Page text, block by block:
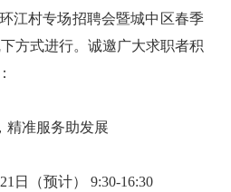
江村专场招聘会暨城中区春季
方式进行。 诚邀广大求职者积
：
精准服务助发展
21 日（预计）
9:30-16:30